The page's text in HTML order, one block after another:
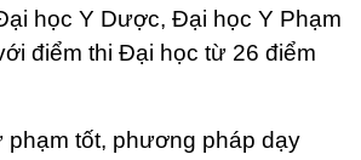
học Y Dược, Đại học Y Phạm
điểm thi Đại học từ 26 điểm
phạm tốt, phương pháp dạy